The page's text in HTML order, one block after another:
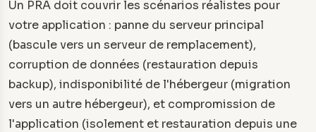
Un PRA doit couvrir les scénarios réalistes pour
votre application : panne du serveur principal
(bascule vers un serveur de remplacement),
corruption de données (restauration depuis
backup), indisponibilité de l'hébergeur (migration
vers un autre hébergeur), et compromission de
l'application (isolement et restauration depuis une